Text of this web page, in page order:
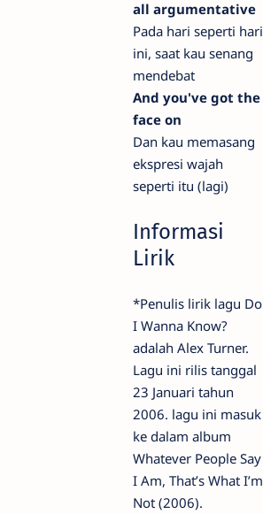
all argumentative
Pada hari seperti hari
ini, saat kau senang
mendebat
And you've got the
face on
Dan kau memasang
ekspresi wajah
seperti itu (lagi)
Informasi
Lirik
*Penulis lirik lagu Do
I Wanna Know?
adalah Alex Turner.
Lagu ini rilis tanggal
23 Januari tahun
2006. lagu ini masuk
ke dalam album
Whatever People Say
I Am, That’s What I’m
Not (2006).